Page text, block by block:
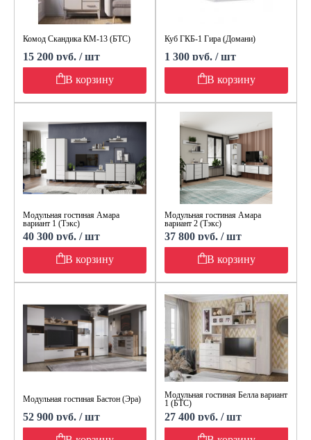
Комод Скандика КМ-13 (БТС)
15 200 руб. / шт
В корзину
Куб ГКБ-1 Гира (Домани)
1 300 руб. / шт
В корзину
Модульная гостиная Амара
вариант 1 (Тэкс)
40 300 руб. / шт
В корзину
Модульная гостиная Амара
вариант 2 (Тэкс)
37 800 руб. / шт
В корзину
Модульная гостиная Бастон (Эра)
52 900 руб. / шт
Модульная гостиная Белла вариант
1 (БТС)
27 400 руб. / шт